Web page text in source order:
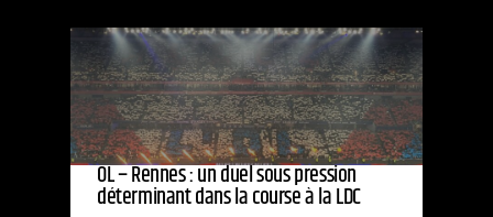
OL – Rennes : un duel sous pression
déterminant dans la course à la LDC